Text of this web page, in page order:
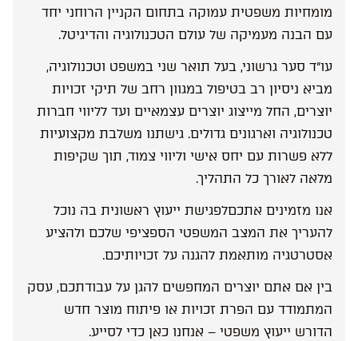
מומחיות משפטית עמוקה בתחום הקניין הרוחני יחד
עם הבנה מעמיקה של עולם הטכנולוגיה והדיגיטל.
עו”ד סער גרשוני, בעל תואר שני במשפט וטכנולוגיה,
מביא ניסיון רב בטיפול במגוון רחב של תיקי זכויות
יוצרים, החל מייצוג יוצרים עצמאיים ועד לליווי חברות
טכנולוגיה וארגונים גדולים. גישתנו משלבת מקצועיות
ללא פשרות עם יחס אישי וליווי צמוד, תוך שקיפות
מלאה לאורך כל התהליך.
אנו מזמינים אתכםלפגישת ייעוץ ראשונית בה נוכל
להעריך את המצב המשפטי הספציפי שלכם ולהציע
אסטרטגיה מותאמת להגנה על זכויותיכם.
בין אם אתם יוצרים המחפשים להגן על עבודתכם, עסק
המתמודד עם הפרת זכויות או פיתוח מוצר חדש
הדורש ייעוץ משפטי – אנחנו כאן כדי לסייע.